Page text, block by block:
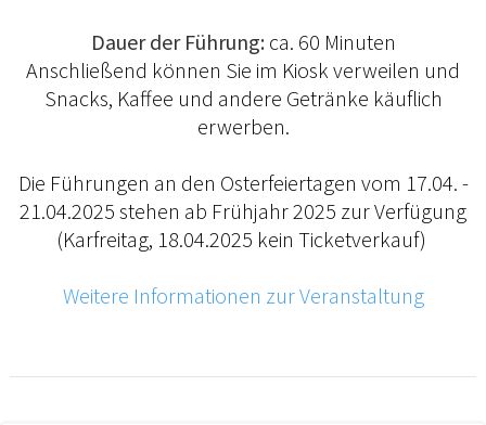
Dauer der Führung:ca. 60 Minuten
Anschließend können Sie im Kiosk verweilen und
Snacks, Kaffee und andere Getränke käuflich
erwerben.
Die Führungen an den Osterfeiertagen vom 17.04. -
21.04.2025 stehen ab Frühjahr 2025 zur Verfügung
(Karfreitag, 18.04.2025 kein Ticketverkauf)
Weitere Informationen zur Veranstaltung